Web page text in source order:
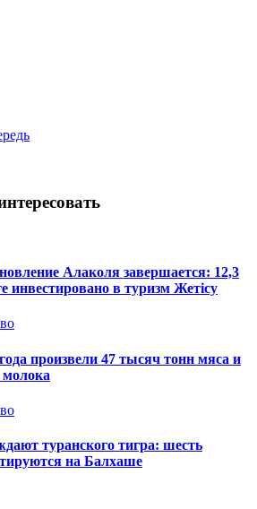
Алаколя завершается: 12,3
инвестировано в туризм Жетісу
произвели 47 тысяч тонн мяса и
туранского тигра: шесть
на Балхаше